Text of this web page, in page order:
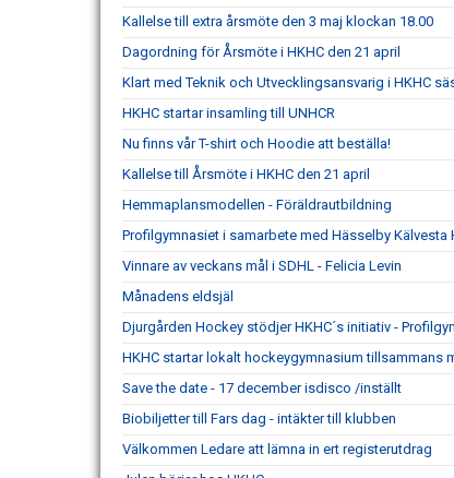
Kallelse till extra årsmöte den 3 maj klockan 18.00
Dagordning för Årsmöte i HKHC den 21 april
Klart med Teknik och Utvecklingsansvarig i HKHC
HKHC startar insamling till UNHCR
Nu finns vår T-shirt och Hoodie att beställa!
Kallelse till Årsmöte i HKHC den 21 april
Hemmaplansmodellen - Föräldrautbildning
Profilgymnasiet i samarbete med Hässelby Kälvesta
Vinnare av veckans mål i SDHL - Felicia Levin
Månadens eldsjäl
Djurgården Hockey stödjer HKHC´s initiativ -
HKHC startar lokalt hockeygymnasium tillsammans
Save the date - 17 december isdisco /inställt
Biobiljetter till Fars dag - intäkter till klubben
Välkommen Ledare att lämna in ert registerutdrag